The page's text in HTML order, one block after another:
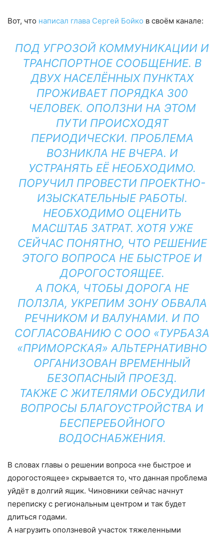
Вот, что написал глава Сергей Бойко в своём канале:
ПОД УГРОЗОЙ КОММУНИКАЦИИ И
ТРАНСПОРТНОЕ СООБЩЕНИЕ. В
ДВУХ НАСЕЛЁННЫХ ПУНКТАХ
ПРОЖИВАЕТ ПОРЯДКА 300
ЧЕЛОВЕК. ОПОЛЗНИ НА ЭТОМ
ПУТИ ПРОИСХОДЯТ
ПЕРИОДИЧЕСКИ. ПРОБЛЕМА
ВОЗНИКЛА НЕ ВЧЕРА. И
УСТРАНЯТЬ ЕЁ НЕОБХОДИМО.
ПОРУЧИЛ ПРОВЕСТИ ПРОЕКТНО-
ИЗЫСКАТЕЛЬНЫЕ РАБОТЫ.
НЕОБХОДИМО ОЦЕНИТЬ
МАСШТАБ ЗАТРАТ. ХОТЯ УЖЕ
СЕЙЧАС ПОНЯТНО, ЧТО РЕШЕНИЕ
ЭТОГО ВОПРОСА НЕ БЫСТРОЕ И
ДОРОГОСТОЯЩЕЕ.
А ПОКА, ЧТОБЫ ДОРОГА НЕ
ПОЛЗЛА, УКРЕПИМ ЗОНУ ОБВАЛА
РЕЧНИКОМ И ВАЛУНАМИ. И ПО
СОГЛАСОВАНИЮ С ООО «ТУРБАЗА
«ПРИМОРСКАЯ» АЛЬТЕРНАТИВНО
ОРГАНИЗОВАН ВРЕМЕННЫЙ
БЕЗОПАСНЫЙ ПРОЕЗД.
ТАКЖЕ С ЖИТЕЛЯМИ ОБСУДИЛИ
ВОПРОСЫ БЛАГОУСТРОЙСТВА И
БЕСПЕРЕБОЙНОГО
ВОДОСНАБЖЕНИЯ.
В словах главы о решении вопроса «не быстрое и
дорогостоящее» скрывается то, что данная проблема
уйдёт в долгий ящик. Чиновники сейчас начнут
переписку с региональным центром и так будет
длиться годами.
А нагрузить оползневой участок тяжеленными